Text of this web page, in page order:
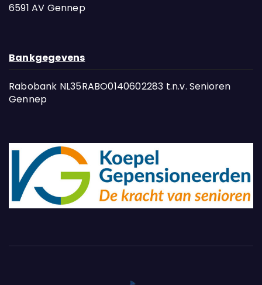
6591 AV Gennep
Bankgegevens
Rabobank NL35RABO0140602283 t.n.v. Senioren
Gennep